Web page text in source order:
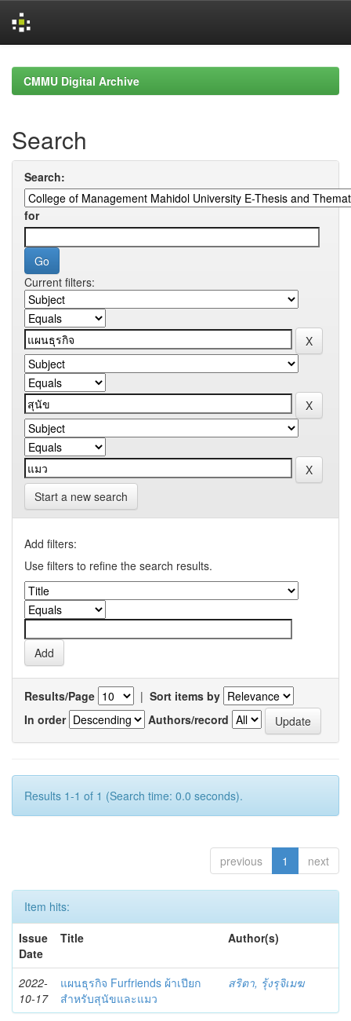
navigationCMMU Digital Archive
Search
Search:
for
Current filters:
Start a new search
Add filters:
Use filters to refine the search results.
Results/Page | Sort items by
In order
Authors/record
Results 1-1 of 1 (Search time: 0.0 seconds).
previous 1 next
Item hits:
Issue
Date
Title Author(s)
2022-
10-17
แผนธุรกิจ Furfriends ผ้าเปียก
สำหรับสุนัขและแมว
สริตา, รุ้งรุจิเมฆ